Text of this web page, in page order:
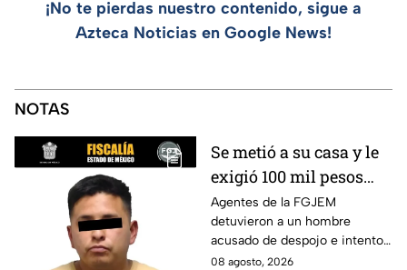
¡No te pierdas nuestro contenido, sigue a
Azteca Noticias en Google News!
NOTAS
Se metió a su casa y le
exigió 100 mil pesos
para devolvérsela; cae
otro por despojo en
Edomex
Agentes de la FGJEM
detuvieron a un hombre
acusado de despojo e intento
de extorsión en el Edomex.
08 agosto, 2026